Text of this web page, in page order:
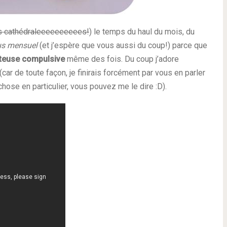
cathédraleeeeeeeeees!) le temps du haul du mois, du
mensuel(et j’espère que vous aussi du coup!) parce que
compulsivemême des fois. Du coup j’adore
de toute façon, je finirais forcément par vous en parler
en particulier, vous pouvez me le dire :D).